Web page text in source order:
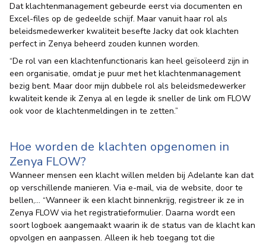
Dat klachtenmanagement gebeurde eerst via documenten en
Excel-files op de gedeelde schijf. Maar vanuit haar rol als
beleidsmedewerker kwaliteit besefte Jacky dat ook klachten
perfect in Zenya beheerd zouden kunnen worden.
“De rol van een klachtenfunctionaris kan heel geïsoleerd zijn in
een organisatie, omdat je puur met het klachtenmanagement
bezig bent. Maar door mijn dubbele rol als beleidsmedewerker
kwaliteit kende ik Zenya al en legde ik sneller de link om FLOW
ook voor de klachtenmeldingen in te zetten.”
Hoe worden de klachten opgenomen in
Zenya FLOW?
Wanneer mensen een klacht willen melden bij Adelante kan dat
op verschillende manieren. Via e-mail, via de website, door te
bellen,… “Wanneer ik een klacht binnenkrijg, registreer ik ze in
Zenya FLOW via het registratieformulier. Daarna wordt een
soort logboek aangemaakt waarin ik de status van de klacht kan
opvolgen en aanpassen. Alleen ik heb toegang tot die